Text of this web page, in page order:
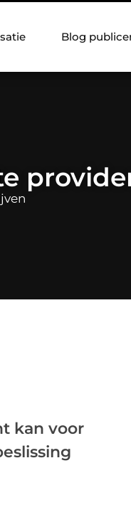
Blog
kan voor